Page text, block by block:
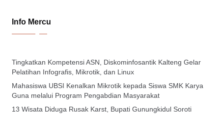
Info Mercu
Tingkatkan Kompetensi ASN, Diskominfosantik Kalteng Gelar
Pelatihan Infografis, Mikrotik, dan Linux
Mahasiswa UBSI Kenalkan Mikrotik kepada Siswa SMK Karya
Guna melalui Program Pengabdian Masyarakat
13 Wisata Diduga Rusak Karst, Bupati Gunungkidul Soroti